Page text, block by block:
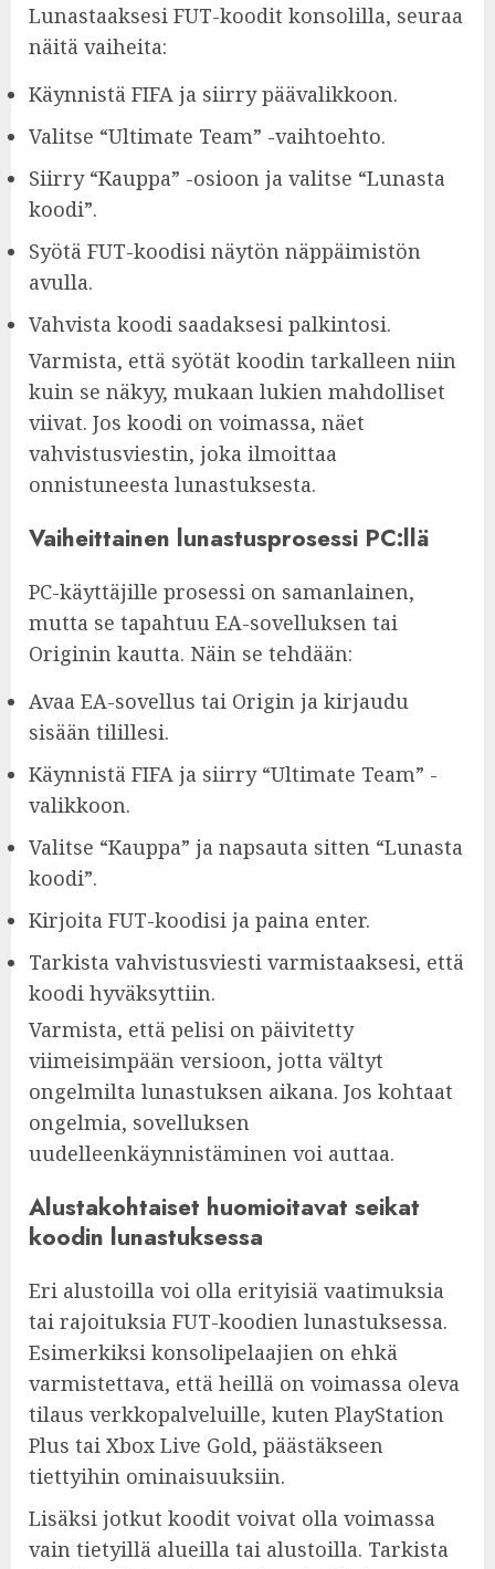
Lunastaaksesi FUT-koodit konsolilla, seuraa
näitä vaiheita:
Käynnistä FIFA ja siirry päävalikkoon.
Valitse “Ultimate Team” -vaihtoehto.
Siirry “Kauppa” -osioon ja valitse “Lunasta
koodi”.
Syötä FUT-koodisi näytön näppäimistön
avulla.
Vahvista koodi saadaksesi palkintosi.
Varmista, että syötät koodin tarkalleen niin
kuin se näkyy, mukaan lukien mahdolliset
viivat. Jos koodi on voimassa, näet
vahvistusviestin, joka ilmoittaa
onnistuneesta lunastuksesta.
Vaiheittainen lunastusprosessi PC:llä
PC-käyttäjille prosessi on samanlainen,
mutta se tapahtuu EA-sovelluksen tai
Originin kautta. Näin se tehdään:
Avaa EA-sovellus tai Origin ja kirjaudu
sisään tilillesi.
Käynnistä FIFA ja siirry “Ultimate Team” -
valikkoon.
Valitse “Kauppa” ja napsauta sitten “Lunasta
koodi”.
Kirjoita FUT-koodisi ja paina enter.
Tarkista vahvistusviesti varmistaaksesi, että
koodi hyväksyttiin.
Varmista, että pelisi on päivitetty
viimeisimpään versioon, jotta vältyt
ongelmilta lunastuksen aikana. Jos kohtaat
ongelmia, sovelluksen
uudelleenkäynnistäminen voi auttaa.
Alustakohtaiset huomioitavat seikat
koodin lunastuksessa
Eri alustoilla voi olla erityisiä vaatimuksia
tai rajoituksia FUT-koodien lunastuksessa.
Esimerkiksi konsolipelaajien on ehkä
varmistettava, että heillä on voimassa oleva
tilaus verkkopalveluille, kuten PlayStation
Plus tai Xbox Live Gold, päästäkseen
tiettyihin ominaisuuksiin.
Lisäksi jotkut koodit voivat olla voimassa
vain tietyillä alueilla tai alustoilla. Tarkista